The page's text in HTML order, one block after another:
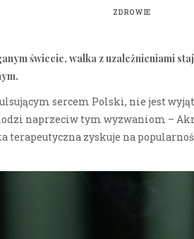
ZDROWIE
świecie, walka z uzależnieniami
sercem Polski, nie jest
naprzeciw tym wyzwaniom –
terapeutyczna zyskuje na